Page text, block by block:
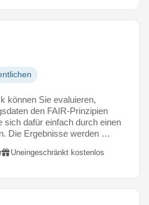
können Sie evaluieren,
den FAIR-Prinzipien
sich dafür einfach durch einen
Die Ergebnisse werden …
Uneingeschränkt kostenlos